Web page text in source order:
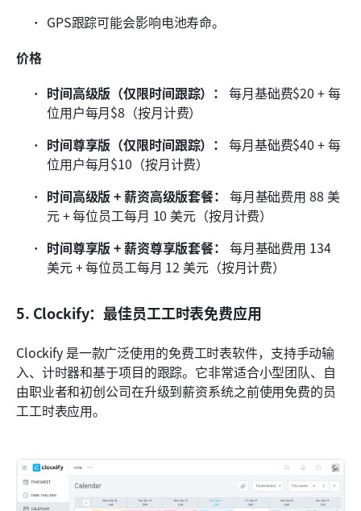
GPS跟踪可能会影响电池寿命。
价格
时间高级版（仅限时间跟踪）： 每月基础费$20 + 每
位用户每月$8（按月计费）
时间尊享版（仅限时间跟踪）： 每月基础费$40 + 每
位用户每月$10（按月计费）
时间高级版 + 薪资高级版套餐： 每月基础费用 88 美
元 + 每位员工每月 10 美元（按月计费）
时间尊享版 + 薪资尊享版套餐： 每月基础费用 134
美元 + 每位员工每月 12 美元（按月计费）
5. Clockify：最佳员工工时表免费应用
Clockify 是一款广泛使用的免费工时表软件，支持手动输
入、计时器和基于项目的跟踪。它非常适合小型团队、自
由职业者和初创公司在升级到薪资系统之前使用免费的员
工工时表应用。